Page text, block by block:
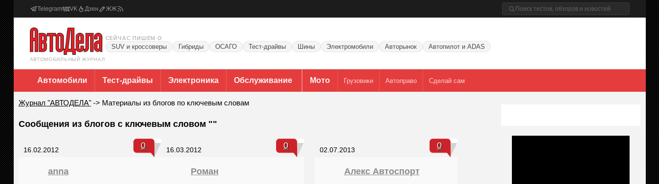
Telegram VK Дзен ЖЖ
АВТОМОБИЛЬНЫЙ ЖУРНАЛ
СЕЙЧАС ПИШЕМ О
SUV и кроссоверы Гибриды ОСАГО Тест-драйвы Шины Электромобили Авторынок Автопилот и ADAS
Автомобили Тест-драйвы Электроника Обслуживание Мото Грузовики Автоправо Сделай сам
Журнал "АВТОДЕЛА"-> Материалы из блогов по ключевым словам
Сообщения из блогов с ключевым словом ""
16.02.2012 0
anna
16.03.2012 0
Роман
02.07.2013 0
Алекс Автоспорт